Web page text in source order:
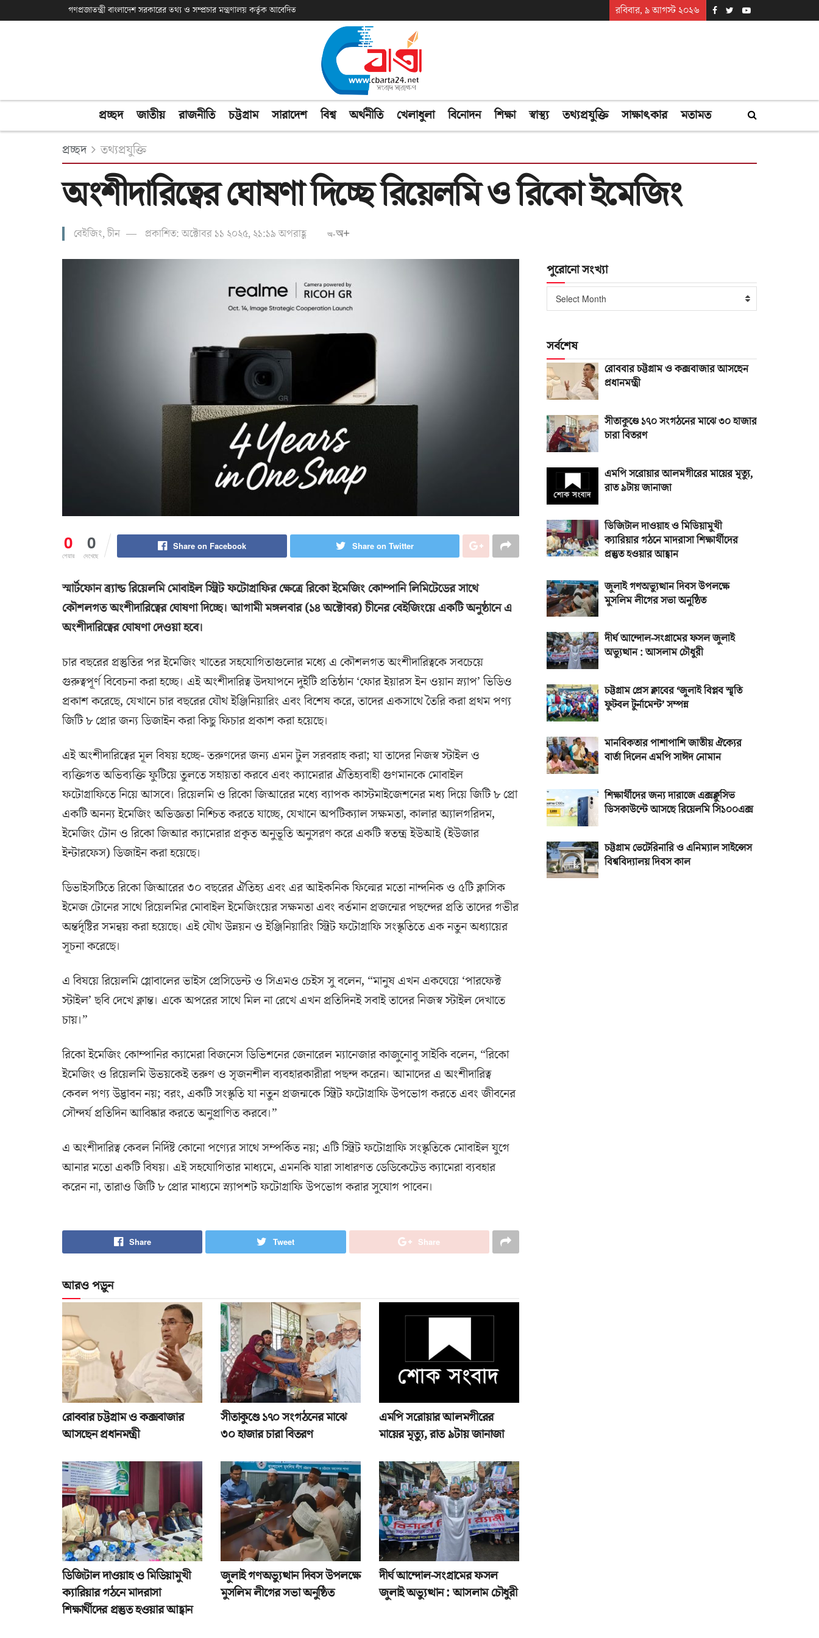
গণপ্রজাতন্ত্রী বাংলাদেশ সরকারের তথ্য ও সম্প্রচার মন্ত্রণালয় কর্তৃক আবেদিত রবিবার, ৯ আগস্ট ২০২৬
প্রচ্ছদ জাতীয় রাজনীতি চট্টগ্রাম সারাদেশ বিশ্ব অর্থনীতি খেলাধুলা বিনোদন শিক্ষা স্বাস্থ্য তথ্যপ্রযুক্তি সাক্ষাৎকার মতামত
প্রচ্ছদ তথ্যপ্রযুক্তি
অংশীদারিত্বের ঘোষণা দিচ্ছে রিয়েলমি ও রিকো ইমেজিং
বেইজিং, চীন প্রকাশিত: অক্টোবর ১১ ২০২৫, ২১:১৯ অপরাহ্ণ অ-অ+
0
শেয়ার
0
দেখেছে
Share on Facebook Share on Twitter
স্মার্টফোন ব্র্যান্ড রিয়েলমি মোবাইল স্ট্রিট ফটোগ্রাফির ক্ষেত্রে রিকো ইমেজিং কোম্পানি লিমিটেডের সাথে
কৌশলগত অংশীদারিত্বের ঘোষণা দিচ্ছে। আগামী মঙ্গলবার (১৪ অক্টোবর) চীনের বেইজিংয়ে একটি অনুষ্ঠানে এ
অংশীদারিত্বের ঘোষণা দেওয়া হবে।
চার বছরের প্রস্তুতির পর ইমেজিং খাতের সহযোগিতাগুলোর মধ্যে এ কৌশলগত অংশীদারিত্বকে সবচেয়ে
গুরুত্বপূর্ণ বিবেচনা করা হচ্ছে। এই অংশীদারিত্ব উদযাপনে দুইটি প্রতিষ্ঠান ‘ফোর ইয়ারস ইন ওয়ান স্ন্যাপ’ ভিডিও
প্রকাশ করেছে, যেখানে চার বছরের যৌথ ইঞ্জিনিয়ারিং এবং বিশেষ করে, তাদের একসাথে তৈরি করা প্রথম পণ্য
জিটি ৮ প্রোর জন্য ডিজাইন করা কিছু ফিচার প্রকাশ করা হয়েছে।
এই অংশীদারিত্বের মূল বিষয় হচ্ছে- তরুণদের জন্য এমন টুল সরবরাহ করা; যা তাদের নিজস্ব স্টাইল ও
ব্যক্তিগত অভিব্যক্তি ফুটিয়ে তুলতে সহায়তা করবে এবং ক্যামেরার ঐতিহ্যবাহী গুণমানকে মোবাইল
ফটোগ্রাফিতে নিয়ে আসবে। রিয়েলমি ও রিকো জিআরের মধ্যে ব্যাপক কাস্টমাইজেশনের মধ্য দিয়ে জিটি ৮ প্রো
একটি অনন্য ইমেজিং অভিজ্ঞতা নিশ্চিত করতে যাচ্ছে, যেখানে অপটিক্যাল সক্ষমতা, কালার অ্যালগরিদম,
ইমেজিং টোন ও রিকো জিআর ক্যামেরার প্রকৃত অনুভূতি অনুসরণ করে একটি স্বতন্ত্র ইউআই (ইউজার
ইন্টারফেস) ডিজাইন করা হয়েছে।
ডিভাইসটিতে রিকো জিআরের ৩০ বছরের ঐতিহ্য এবং এর আইকনিক ফিল্মের মতো নান্দনিক ও ৫টি ক্লাসিক
ইমেজ টোনের সাথে রিয়েলমির মোবাইল ইমেজিংয়ের সক্ষমতা এবং বর্তমান প্রজন্মের পছন্দের প্রতি তাদের গভীর
অন্তর্দৃষ্টির সমন্বয় করা হয়েছে। এই যৌথ উন্নয়ন ও ইঞ্জিনিয়ারিং স্ট্রিট ফটোগ্রাফি সংস্কৃতিতে এক নতুন অধ্যায়ের
সূচনা করেছে।
এ বিষয়ে রিয়েলমি গ্লোবালের ভাইস প্রেসিডেন্ট ও সিএমও চেইস সু বলেন, “মানুষ এখন একঘেয়ে ‘পারফেক্ট
স্টাইল’ ছবি দেখে ক্লান্ত। একে অপরের সাথে মিল না রেখে এখন প্রতিদিনই সবাই তাদের নিজস্ব স্টাইল দেখাতে
চায়।”
রিকো ইমেজিং কোম্পানির ক্যামেরা বিজনেস ডিভিশনের জেনারেল ম্যানেজার কাজুনোবু সাইকি বলেন, “রিকো
ইমেজিং ও রিয়েলমি উভয়কেই তরুণ ও সৃজনশীল ব্যবহারকারীরা পছন্দ করেন। আমাদের এ অংশীদারিত্ব
কেবল পণ্য উদ্ভাবন নয়; বরং, একটি সংস্কৃতি যা নতুন প্রজন্মকে স্ট্রিট ফটোগ্রাফি উপভোগ করতে এবং জীবনের
সৌন্দর্য প্রতিদিন আবিষ্কার করতে অনুপ্রাণিত করবে।”
এ অংশীদারিত্ব কেবল নির্দিষ্ট কোনো পণ্যের সাথে সম্পর্কিত নয়; এটি স্ট্রিট ফটোগ্রাফি সংস্কৃতিকে মোবাইল যুগে
আনার মতো একটি বিষয়। এই সহযোগিতার মাধ্যমে, এমনকি যারা সাধারণত ডেডিকেটেড ক্যামেরা ব্যবহার
করেন না, তারাও জিটি ৮ প্রোর মাধ্যমে স্ন্যাপশট ফটোগ্রাফি উপভোগ করার সুযোগ পাবেন।
Share Tweet Share
আরও পড়ুন
রোববার চট্টগ্রাম ও কক্সবাজার
আসছেন প্রধানমন্ত্রী
সীতাকুণ্ডে ১৭০ সংগঠনের মাঝে
৩০ হাজার চারা বিতরণ
এমপি সরোয়ার আলমগীরের
মায়ের মৃত্যু, রাত ৯টায় জানাজা
ডিজিটাল দাওয়াহ ও মিডিয়ামুখী
ক্যারিয়ার গঠনে মাদরাসা
শিক্ষার্থীদের প্রস্তুত হওয়ার আহ্বান
জুলাই গণঅভ্যুত্থান দিবস উপলক্ষে
মুসলিম লীগের সভা অনুষ্ঠিত
দীর্ঘ আন্দোল-সংগ্রামের ফসল
জুলাই অভ্যুত্থান : আসলাম চৌধুরী
পুরোনো সংখ্যা
পুরোনো
সংখ্যা
Select Month
সর্বশেষ
রোববার চট্টগ্রাম ও কক্সবাজার আসছেন
প্রধানমন্ত্রী
সীতাকুণ্ডে ১৭০ সংগঠনের মাঝে ৩০ হাজার
চারা বিতরণ
এমপি সরোয়ার আলমগীরের মায়ের মৃত্যু,
রাত ৯টায় জানাজা
ডিজিটাল দাওয়াহ ও মিডিয়ামুখী
ক্যারিয়ার গঠনে মাদরাসা শিক্ষার্থীদের
প্রস্তুত হওয়ার আহ্বান
জুলাই গণঅভ্যুত্থান দিবস উপলক্ষে
মুসলিম লীগের সভা অনুষ্ঠিত
দীর্ঘ আন্দোল-সংগ্রামের ফসল জুলাই
অভ্যুত্থান : আসলাম চৌধুরী
চট্টগ্রাম প্রেস ক্লাবের ‘জুলাই বিপ্লব স্মৃতি
ফুটবল টুর্নামেন্ট’ সম্পন্ন
মানবিকতার পাশাপাশি জাতীয় ঐক্যের
বার্তা দিলেন এমপি সাঈদ নোমান
শিক্ষার্থীদের জন্য দারাজে এক্সক্লুসিভ
ডিসকাউন্টে আসছে রিয়েলমি সি১০০এক্স
চট্টগ্রাম ভেটেরিনারি ও এনিম্যাল সাইন্সেস
বিশ্ববিদ্যালয় দিবস কাল